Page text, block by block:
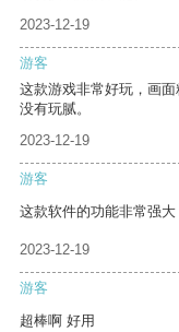
2023-12-19
游客
这款游戏非常好玩，画
没有玩腻。
2023-12-19
游客
这款软件的功能非常强大
2023-12-19
游客
超棒啊 好用